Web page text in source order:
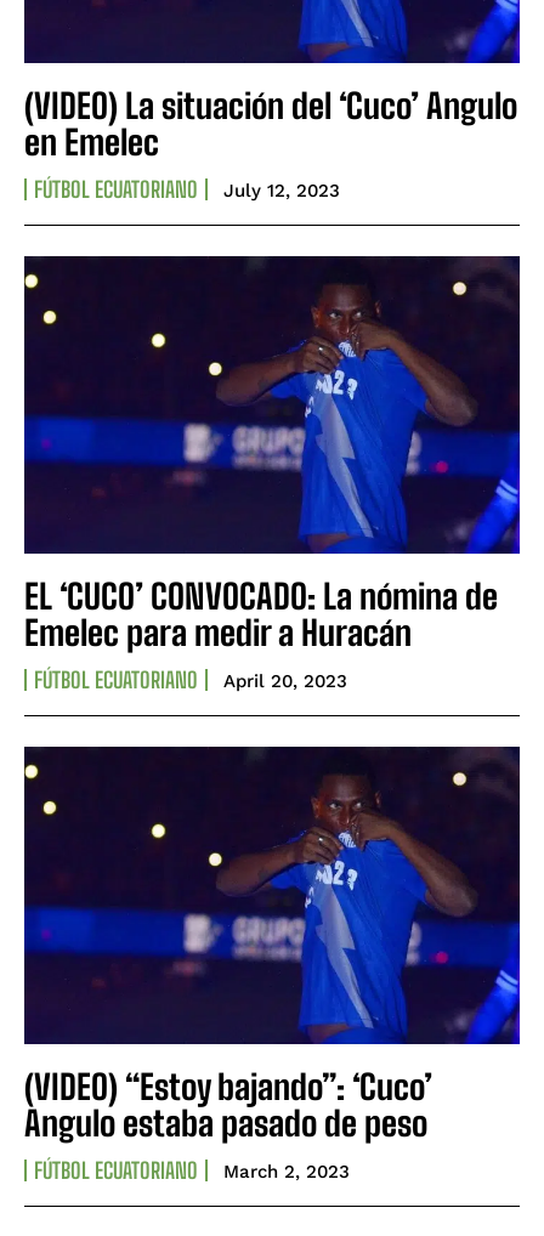
(VIDEO) La situación del ‘Cuco’ Angulo
en Emelec
FÚTBOL ECUATORIANO July 12, 2023
EL ‘CUCO’ CONVOCADO: La nómina de
Emelec para medir a Huracán
FÚTBOL ECUATORIANO April 20, 2023
(VIDEO) “Estoy bajando”: ‘Cuco’
Angulo estaba pasado de peso
FÚTBOL ECUATORIANO March 2, 2023